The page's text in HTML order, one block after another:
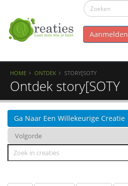
Aanmelden
HOME ONTDEK STORY[SOTY
Ontdek story[SOTY
Ga Naar Een Willekeurige Creatie